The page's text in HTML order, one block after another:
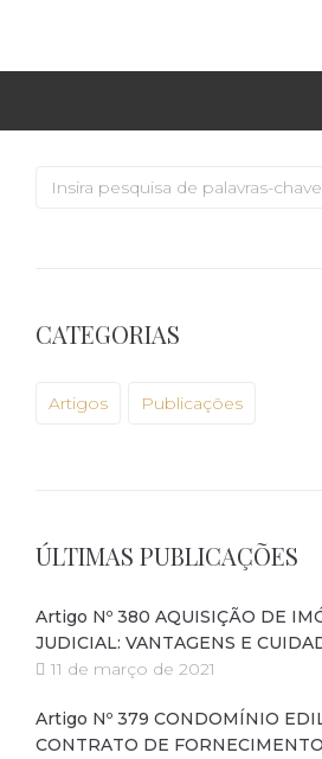
Procurar:
CATEGORIAS
Artigos Publicações
ÚLTIMAS PUBLICAÇÕES
Artigo Nº 380 AQUISIÇÃO DE
JUDICIAL: VANTAGENS E
11 de março de 2021
Artigo Nº 379 CONDOMÍNIO
CONTRATO DE